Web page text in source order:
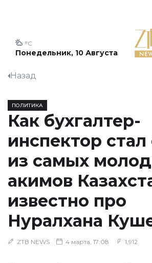
Понедельник, 10 Августа
°C
Назад
ПОЛИТИКА
Как бухгалтер-
инспектор
из самых
акимов
известно про
Нуралхана
ZTB NEWS 4 марта, 17:08 1,912